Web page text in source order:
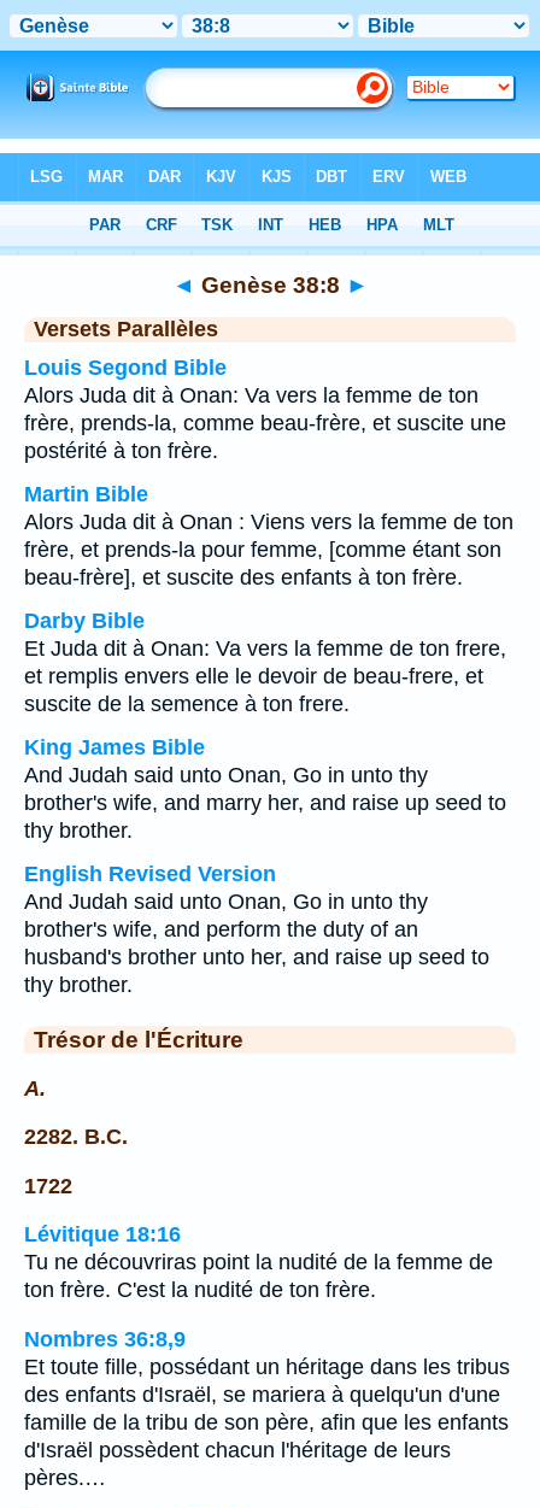
Chapitre 38 > Verset 8
◄ Genèse 38:8 ►
Versets Parallèles
Louis Segond Bible
Alors Juda dit à Onan: Va vers la femme de ton
frère, prends-la, comme beau-frère, et suscite une
postérité à ton frère.
Martin Bible
Alors Juda dit à Onan : Viens vers la femme de ton
frère, et prends-la pour femme, [comme étant son
beau-frère], et suscite des enfants à ton frère.
Darby Bible
Et Juda dit à Onan: Va vers la femme de ton frere,
et remplis envers elle le devoir de beau-frere, et
suscite de la semence à ton frere.
King James Bible
And Judah said unto Onan, Go in unto thy
brother's wife, and marry her, and raise up seed to
thy brother.
English Revised Version
And Judah said unto Onan, Go in unto thy
brother's wife, and perform the duty of an
husband's brother unto her, and raise up seed to
thy brother.
Trésor de l'Écriture
A.
2282. B.C.
1722
Lévitique 18:16
Tu ne découvriras point la nudité de la femme de
ton frère. C'est la nudité de ton frère.
Nombres 36:8,9
Et toute fille, possédant un héritage dans les tribus
des enfants d'Israël, se mariera à quelqu'un d'une
famille de la tribu de son père, afin que les enfants
d'Israël possèdent chacun l'héritage de leurs
pères.…